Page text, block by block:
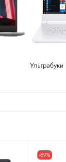
Ультрабуки
-69%